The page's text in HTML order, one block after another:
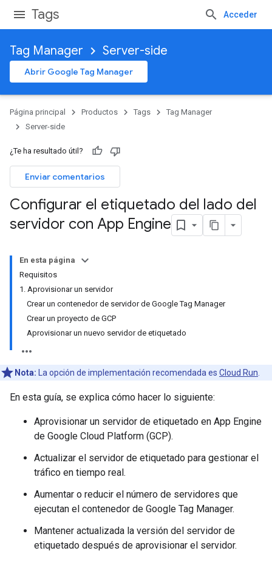
Tags Acceder
Tag Manager Server-side
Abrir Google Tag Manager
Página principal Productos Tags
Tag Manager
Server-side
¿Te ha resultado útil?
Enviar comentarios
Configurar el etiquetado del lado del
servidor con App Engine
En esta página
Requisitos
1. Aprovisionar un servidor
Crear un contenedor de servidor de Google Tag Manager
Crear un proyecto de GCP
Aprovisionar un nuevo servidor de etiquetado
Nota: La opción de implementación recomendada es Cloud Run
En esta guía, se explica cómo hacer lo siguiente:
Aprovisionar un servidor de etiquetado en App Engine
de Google Cloud Platform (GCP).
Actualizar el servidor de etiquetado para gestionar el
tráfico en tiempo real.
Aumentar o reducir el número de servidores que
ejecutan el contenedor de Google Tag Manager.
Mantener actualizada la versión del servidor de
etiquetado después de aprovisionar el servidor.